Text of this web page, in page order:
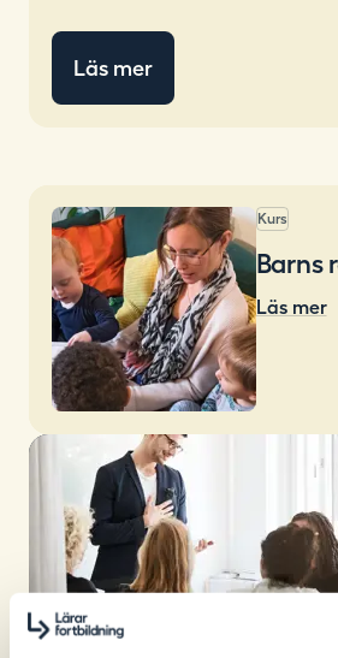
Läs mer
Kurs
Barns
Läs mer